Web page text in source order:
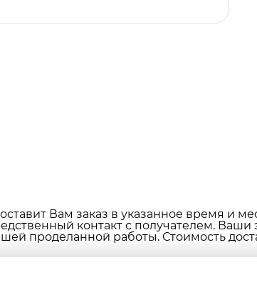
Вам заказ в указанное время и
контакт с получателем.
проделанной работы. Стоимость